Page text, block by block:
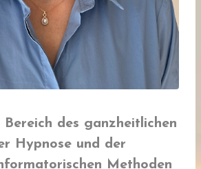
des ganzheitlichen
Hypnose und der
Methoden